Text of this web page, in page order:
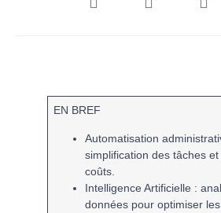
EN BREF
Automatisation
simplification des tâches
coûts.
Intelligence Artificielle :
données pour optimiser